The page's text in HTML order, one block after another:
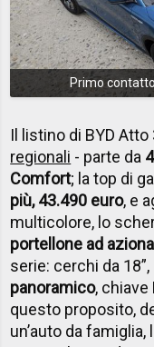
Primo
Il listino di BYD
regionali - parte da
Comfort; la top di
più, 43.490 euro, e
multicolore, lo
portellone ad
serie: cerchi da 18”,
panoramico,
questo proposito,
un’auto da